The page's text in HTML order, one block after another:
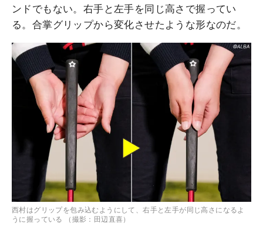
ンドでもない。右手と左手を同じ高さで握ってい
る。合掌グリップから変化させたような形なのだ。
西村はグリップを包み込むようにして、右手と左手が同じ高さになるよ
うに握っている （撮影：田辺直喜）